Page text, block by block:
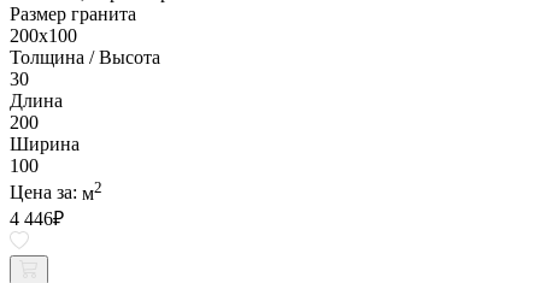
Размер гранита
200х100
Толщина / Высота
30
Длина
200
Ширина
100
Цена за: м2
4 446₽